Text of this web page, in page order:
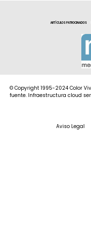
ARTÍCULOS PATROCINADOS
© Copyright 1995-2024 Color
fuente. Infraestructura cloud
Aviso Legal